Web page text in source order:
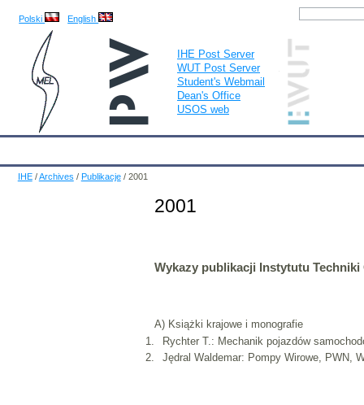
Polski English
IHE Post Server
WUT Post Server
Student's Webmail
Dean's Office
USOS web
IHE /Archives / Publikacje / 2001
2001
Wykazy publikacji Instytutu Techniki
A) Książki krajowe i monografie
Rychter T.: Mechanik pojazdów
Jędral Waldemar: Pompy Wirowe, PWN,